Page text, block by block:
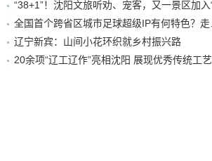
辽宁新宾：山间小花环织就乡村振兴路
20余项“辽工辽作”亮相沈阳 展现优秀传统工艺